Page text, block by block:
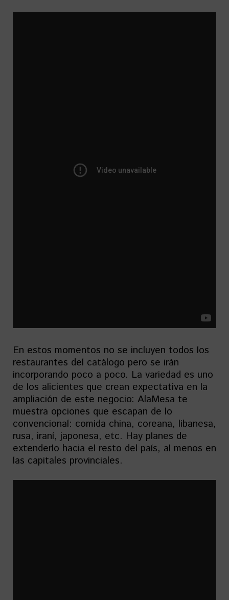
En estos momentos no se incluyen todos los
restaurantes del catálogo pero se irán
incorporando poco a poco. La variedad es uno
de los alicientes que crean expectativa en la
ampliación de este negocio: AlaMesa te
muestra opciones que escapan de lo
convencional: comida china, coreana, libanesa,
rusa, iraní, japonesa, etc. Hay planes de
extenderlo hacia el resto del país, al menos en
las capitales provinciales.